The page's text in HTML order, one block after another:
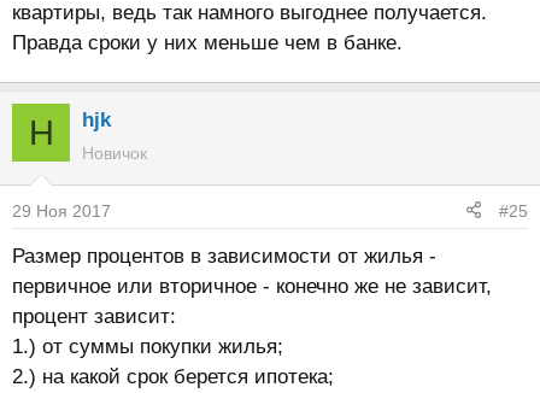
квартиры, ведь так намного выгоднее получается.
Правда сроки у них меньше чем в банке.
H hjk
Новичок
29 Ноя 2017 #25
Размер процентов в зависимости от жилья -
первичное или вторичное - конечно же не зависит,
процент зависит:
1.) от суммы покупки жилья;
2.) на какой срок берется ипотека;